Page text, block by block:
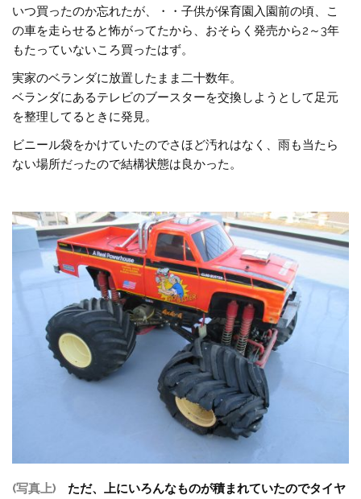
いつ買ったのか忘れたが、・・子供が保育園入園前の頃、こ
の車を走らせると怖がってたから、おそらく発売から2～3年
もたっていないころ買ったはず。
実家のベランダに放置したまま二十数年。
ベランダにあるテレビのブースターを交換しようとして足元
を整理してるときに発見。
ビニール袋をかけていたのでさほど汚れはなく、雨も当たら
ない場所だったので結構状態は良かった。
(写真上)
ただ、上にいろんなものが積まれていたのでタイヤ